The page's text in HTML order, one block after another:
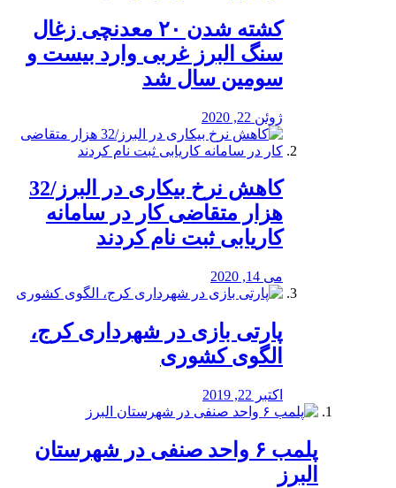
کشته شدن ۲۰ معدنچی زغال
سنگ البرز غربی وارد بیست و
سومین سال شد
ژوئن 22, 2020
کاهش نرخ بیکاری در البرز/32
هزار متقاضی کار در سامانه
کاریابی ثبت نام کردند
می 14, 2020
پارتی بازی در شهرداری کرج،
الگوی کشوری
اکتبر 22, 2019
پلمب ۶ واحد صنفی در شهرستان
البرز